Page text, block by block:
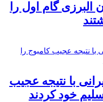
البرزی گام اول را
با نتیجه عجیب
خود کردند